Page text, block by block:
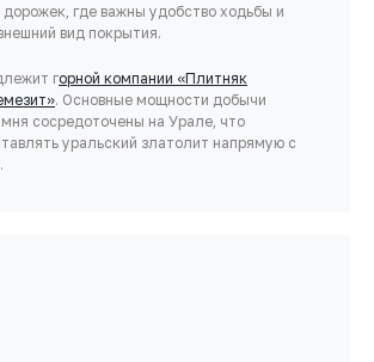
где важны удобство ходьбы и
вид покрытия.
горной компании «Плитняк
. Основные мощности добычи
сосредоточены на Урале, что
уральский златолит напрямую с